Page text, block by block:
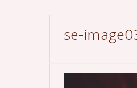
se-